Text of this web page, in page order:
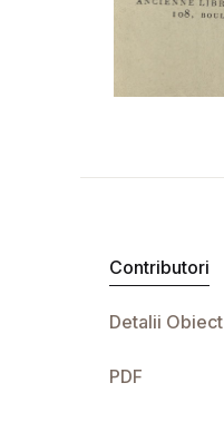
Contributori
Detalii Obiect
PDF